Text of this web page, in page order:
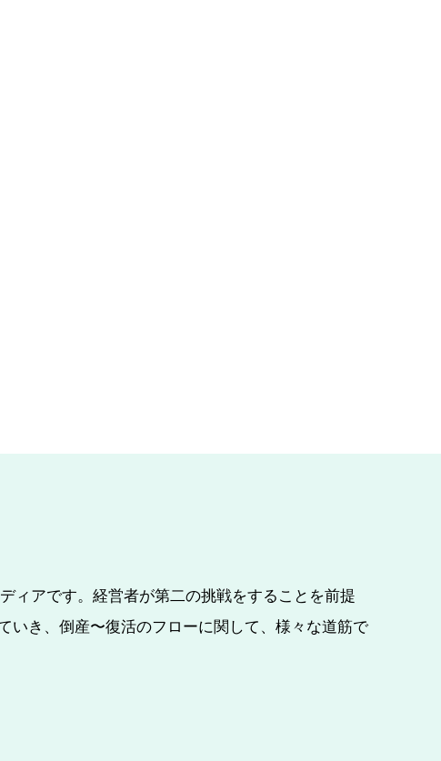
ィアです。経営者が第二の挑戦をすることを前提
いき、倒産〜復活のフローに関して、様々な道筋で